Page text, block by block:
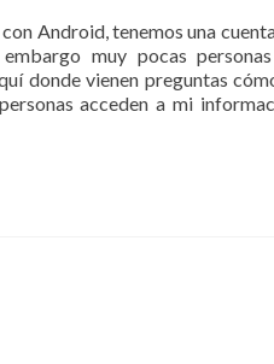
Android, tenemos una
muy pocas
donde vienen preguntas
acceden a mi